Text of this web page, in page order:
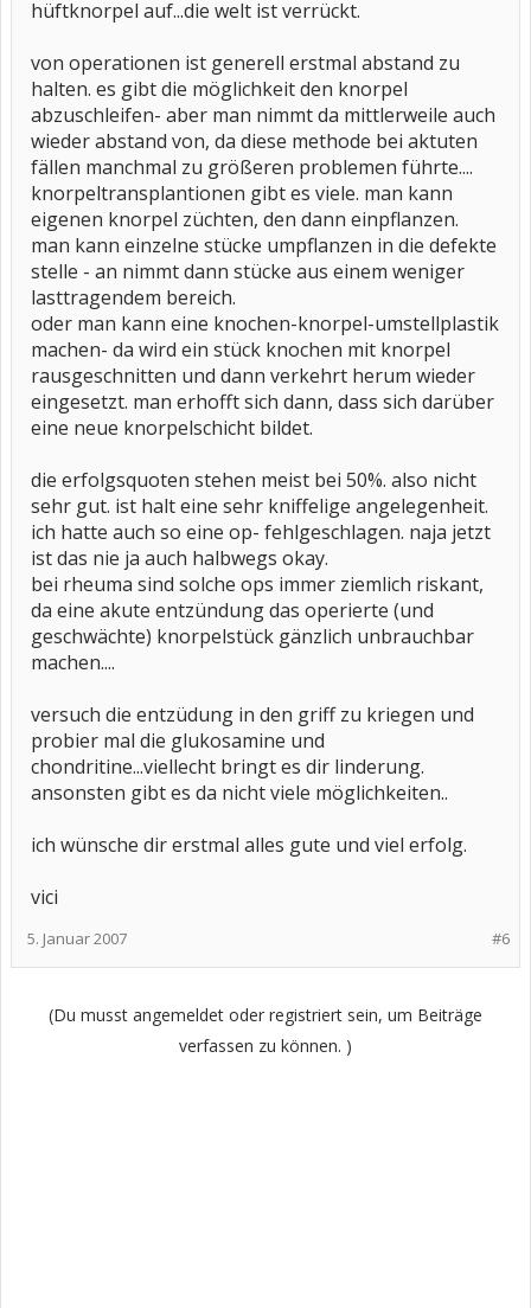
hüftknorpel auf...die welt ist verrückt.
von operationen ist generell erstmal abstand zu
halten. es gibt die möglichkeit den knorpel
abzuschleifen- aber man nimmt da mittlerweile auch
wieder abstand von, da diese methode bei aktuten
fällen manchmal zu größeren problemen führte....
knorpeltransplantionen gibt es viele. man kann
eigenen knorpel züchten, den dann einpflanzen.
man kann einzelne stücke umpflanzen in die defekte
stelle - an nimmt dann stücke aus einem weniger
lasttragendem bereich.
oder man kann eine knochen-knorpel-umstellplastik
machen- da wird ein stück knochen mit knorpel
rausgeschnitten und dann verkehrt herum wieder
eingesetzt. man erhofft sich dann, dass sich darüber
eine neue knorpelschicht bildet.
die erfolgsquoten stehen meist bei 50%. also nicht
sehr gut. ist halt eine sehr kniffelige angelegenheit.
ich hatte auch so eine op- fehlgeschlagen. naja jetzt
ist das nie ja auch halbwegs okay.
bei rheuma sind solche ops immer ziemlich riskant,
da eine akute entzündung das operierte (und
geschwächte) knorpelstück gänzlich unbrauchbar
machen....
versuch die entzüdung in den griff zu kriegen und
probier mal die glukosamine und
chondritine...viellecht bringt es dir linderung.
ansonsten gibt es da nicht viele möglichkeiten..
ich wünsche dir erstmal alles gute und viel erfolg.
vici
#6
5. Januar 2007
(Du musst angemeldet oder registriert sein, um Beiträge
verfassen zu können. )